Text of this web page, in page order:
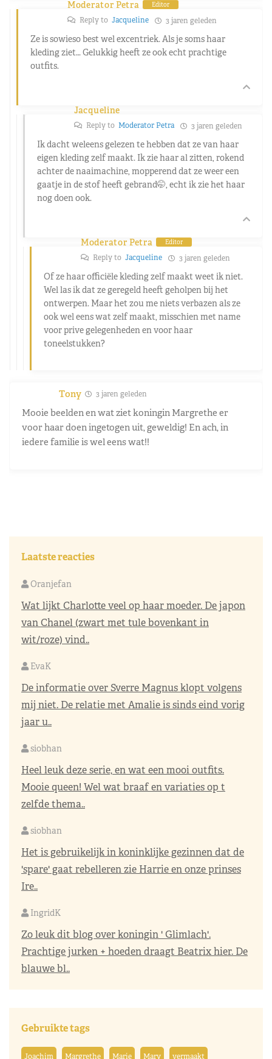
Moderator Petra Editor
Reply to Jacqueline 3 jaren geleden
Ze is sowieso best wel excentriek. Als je soms haar
kleding ziet… Gelukkig heeft ze ook echt prachtige
outfits.
Jacqueline
Reply to Moderator Petra 3 jaren geleden
Ik dacht weleens gelezen te hebben dat ze van haar
eigen kleding zelf maakt. Ik zie haar al zitten, rokend
achter de naaimachine, mopperend dat ze weer een
gaatje in de stof heeft gebrand🤭, echt ik zie het haar
nog doen ook.
Moderator Petra Editor
Reply to Jacqueline 3 jaren geleden
Of ze haar officiële kleding zelf maakt weet ik niet.
Wel las ik dat ze geregeld heeft geholpen bij het
ontwerpen. Maar het zou me niets verbazen als ze
ook wel eens wat zelf maakt, misschien met name
voor prive gelegenheden en voor haar
toneelstukken?
Tony 3 jaren geleden
Mooie beelden en wat ziet koningin Margrethe er
voor haar doen ingetogen uit, geweldig! En ach, in
iedere familie is wel eens wat!!
Laatste reacties
Oranjefan
Wat lijkt Charlotte veel op haar moeder. De japon
van Chanel (zwart met tule bovenkant in
wit/roze) vind..
EvaK
De informatie over Sverre Magnus klopt volgens
mij niet. De relatie met Amalie is sinds eind vorig
jaar u..
siobhan
Heel leuk deze serie, en wat een mooi outfits.
Mooie queen! Wel wat braaf en variaties op t
zelfde thema..
siobhan
Het is gebruikelijk in koninklijke gezinnen dat de
'spare' gaat rebelleren zie Harrie en onze prinses
Ire..
IngridK
Zo leuk dit blog over koningin ' Glimlach'.
Prachtige jurken + hoeden draagt Beatrix hier. De
blauwe bl..
Gebruikte tags
Joachim Margrethe Marie Mary vermaakt